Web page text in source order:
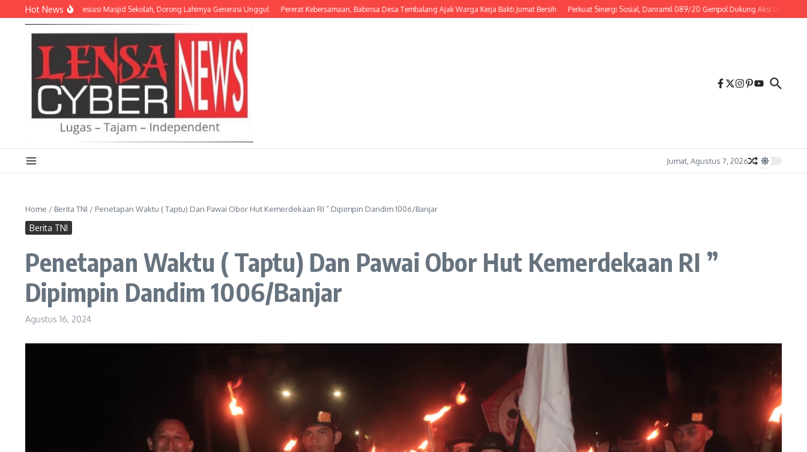
Lewati ke konten
Hot News
Purwosari Apresiasi Masjid Sekolah, Dorong Lahirnya Generasi Unggul Pererat Kebersamaan, Babinsa Desa Tembalang Ajak Warga Kerja Bakti Jumat Bersih Perkuat Sinergi Sosial, Danramil 089/20 Gempol Dukung Aksi Donor Darah
Jumat, Agustus 7, 2026
Home / Berita TNI / Penetapan Waktu ( Taptu) Dan Pawai Obor Hut Kemerdekaan RI ” Dipimpin Dandim 1006/Banjar
Berita TNI
Penetapan Waktu ( Taptu) Dan Pawai Obor Hut Kemerdekaan RI ”
Dipimpin Dandim 1006/Banjar
Agustus 16, 2024